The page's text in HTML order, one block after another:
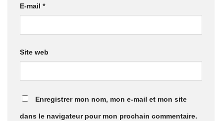
E-mail *
Site web
Enregistrer mon nom, mon e-mail et mon site
dans le navigateur pour mon prochain commentaire.